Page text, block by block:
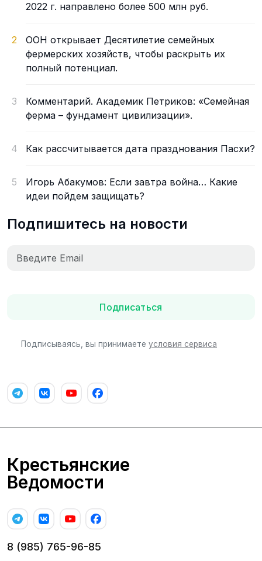
2022 г. направлено более 500 млн руб.
2
ООН открывает Десятилетие семейных
фермерских хозяйств, чтобы раскрыть их
полный потенциал.
3
Комментарий. Академик Петриков: «Семейная
ферма – фундамент цивилизации».
4 Как рассчитывается дата празднования Пасхи?
5
Игорь Абакумов: Если завтра война… Какие
идеи пойдем защищать?
Подпишитесь на новости
Подписаться
Подписываясь, вы принимаете условия сервиса
Крестьянские
Ведомости
8 (985) 765-96-85